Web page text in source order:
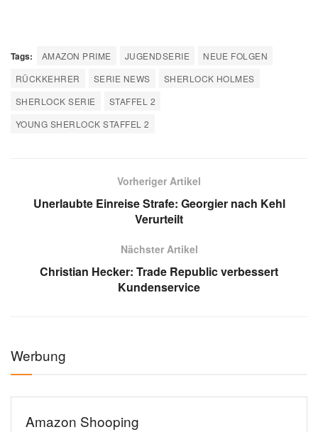
Tags: AMAZON PRIME JUGENDSERIE
NEUE FOLGEN
RÜCKKEHRER
SERIE NEWS
SHERLOCK HOLMES
SHERLOCK SERIE
STAFFEL 2
YOUNG SHERLOCK STAFFEL 2
Vorheriger Artikel
Unerlaubte Einreise Strafe: Georgier nach Kehl
Verurteilt
Nächster Artikel
Christian Hecker: Trade Republic verbessert
Kundenservice
Werbung
Amazon Shooping